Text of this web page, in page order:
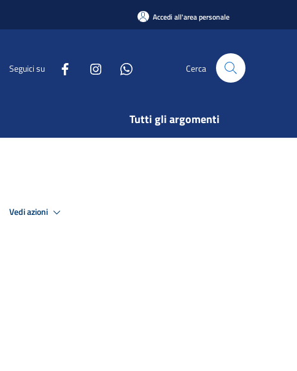
Accedi all'area personale
Seguici su Cerca
Tutti gli argomenti
Vedi azioni